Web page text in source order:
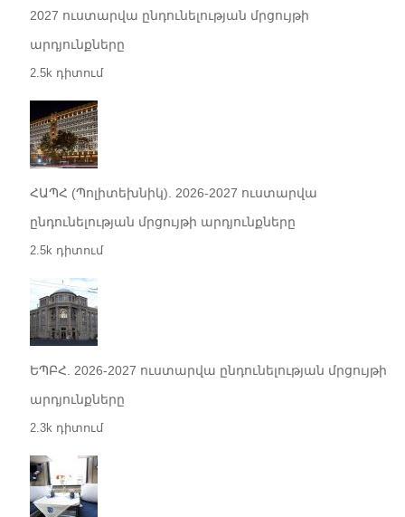
2027 ուստարվա ընդունելության մրցույթի
արդյունքները
2.5k դիտում
ՀԱՊՀ (Պոլիտեխնիկ). 2026-2027 ուստարվա
ընդունելության մրցույթի արդյունքները
2.5k դիտում
ԵՊԲՀ. 2026-2027 ուստարվա ընդունելության մրցույթի
արդյունքները
2.3k դիտում